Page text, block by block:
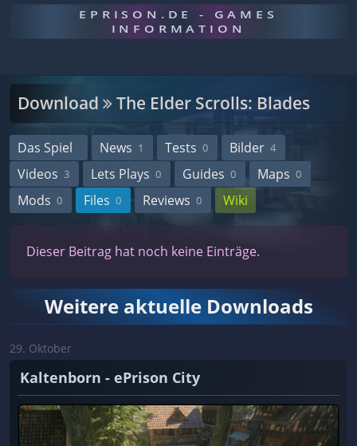
EPRISON.DE - GAMES
INFORMATION
Download The Elder Scrolls: Blades
Das Spiel News 1 Tests 0 Bilder 4
Videos 3 Lets Plays 0 Guides 0 Maps 0
Mods 0 Files 0 Reviews 0 Wiki
Dieser Beitrag hat noch keine Einträge.
Weitere aktuelle Downloads
29. Oktober
Kaltenborn - ePrison City